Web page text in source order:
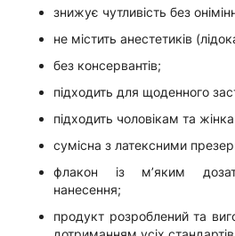
знижує чутливість без
не містить анестетиків
без консервантів;
підходить для щоденного
підходить чоловікам та
сумісна з латексними
флакон із м’яким
нанесення;
продукт розроблений та